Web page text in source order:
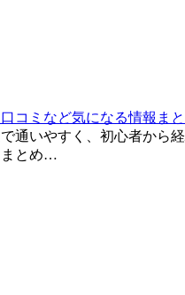
コミなど気になる情報ま
通いやすく、初心者か
まとめ…